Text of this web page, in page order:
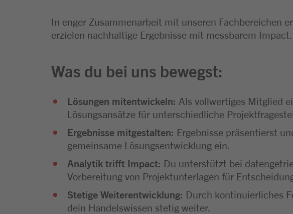
In enger Zusammenarbeit mit unseren Fachbereichen
erzielen nachhaltige Ergebnisse mit messbarem Impact.
Was du bei uns bewegst:
Lösungen mitentwickeln: Als vollwertiges Mitglied
Lösungsansätze für unterschiedliche
Ergebnisse mitgestalten: Ergebnisse präsentierst
gemeinsame Lösungsentwicklung ein.
Analytik trifft Impact: Du unterstützt bei
Vorbereitung von Projektunterlagen für
Stetige Weiterentwicklung: Durch kontinuierliches
dein Handelswissen stetig weiter.